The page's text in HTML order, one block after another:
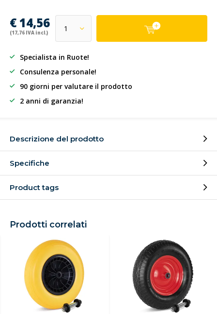
€ 14,56
(17,76 IVA incl.)
Specialista in Ruote!
Consulenza personale!
90 giorni per valutare il prodotto
2 anni di garanzia!
Descrizione del prodotto
Specifiche
Product tags
Prodotti correlati